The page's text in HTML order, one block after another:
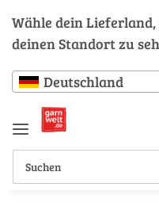
Wähle dein
deinen Standort zu
Deutschland